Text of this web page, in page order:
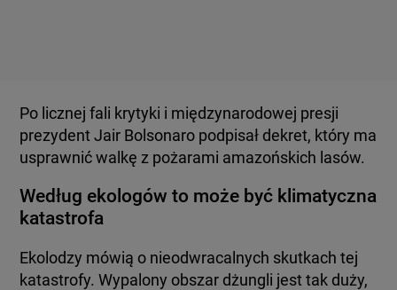
Po licznej fali krytyki i międzynarodowej presji
prezydent Jair Bolsonaro podpisał dekret, który ma
usprawnić walkę z pożarami amazońskich lasów.
Według ekologów to może być klimatyczna
katastrofa
Ekolodzy mówią o nieodwracalnych skutkach tej
katastrofy. Wypalony obszar dżungli jest tak duży,